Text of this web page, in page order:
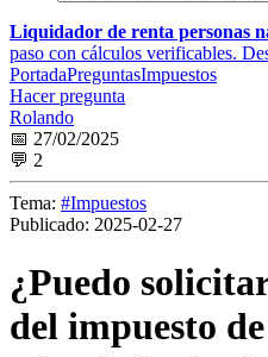
Liquidador de renta personas
paso con cálculos verificables.
PortadaPreguntasImpuestos
Hacer pregunta
Rolando
📅 27/02/2025
💬 2
Tema: #Impuestos
Publicado: 2025-02-27
¿Puedo
del impuesto